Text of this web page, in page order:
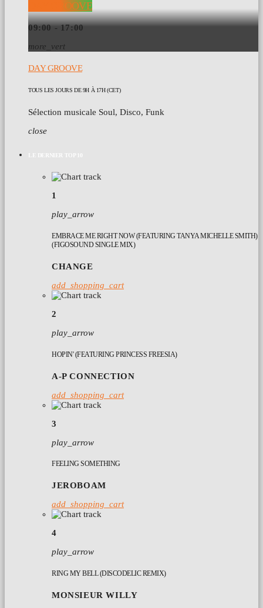
DAY GROOVE
09:00 - 17:00
more_vert
DAY GROOVE
TOUS LES JOURS DE 9H À 17H (CET)
Sélection musicale Soul, Disco, Funk
close
LE DERNIER TOP 10
1
play_arrow
EMBRACE ME RIGHT NOW (FEATURING TANYA MICHELLE SMITH)
(FIGOSOUND SINGLE MIX)
CHANGE
add_shopping_cart
2
play_arrow
HOPIN' (FEATURING PRINCESS FREESIA)
A-P CONNECTION
add_shopping_cart
3
play_arrow
FEELING SOMETHING
JEROBOAM
add_shopping_cart
4
play_arrow
RING MY BELL (DISCODELIC REMIX)
MONSIEUR WILLY